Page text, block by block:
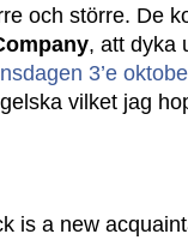
och större. De
, att dyka
3’e
vilket jag
is a new